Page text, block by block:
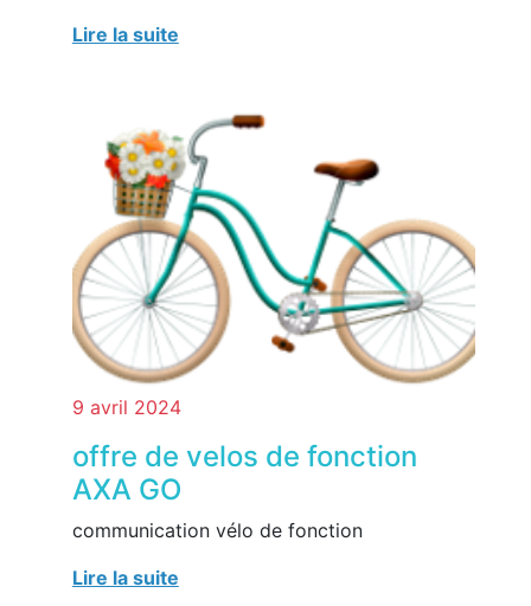
Lire la suite
9 avril 2024
offre de velos de fonction
AXA GO
communication vélo de fonction
Lire la suite